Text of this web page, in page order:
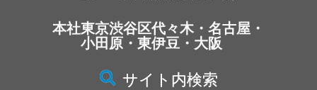
本社東京渋谷区代々木・名古屋・
小田原・東伊豆・大阪
サイト内検索